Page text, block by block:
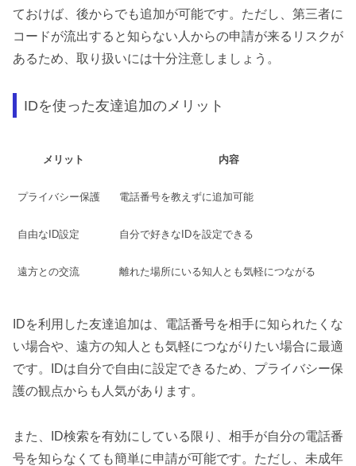
ておけば、後からでも追加が可能です。ただし、第三者に
コードが流出すると知らない人からの申請が来るリスクが
あるため、取り扱いには十分注意しましょう。
IDを使った友達追加のメリット
メリット 内容
プライバシー保護 電話番号を教えずに追加可能
自由なID設定 自分で好きなIDを設定できる
遠方との交流 離れた場所にいる知人とも気軽につながる
IDを利用した友達追加は、電話番号を相手に知られたくな
い場合や、遠方の知人とも気軽につながりたい場合に最適
です。IDは自分で自由に設定できるため、プライバシー保
護の観点からも人気があります。
また、ID検索を有効にしている限り、相手が自分の電話番
号を知らなくても簡単に申請が可能です。ただし、未成年